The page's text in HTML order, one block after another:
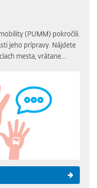
(PUMM) pokročili.
jeho prípravy. Nájdete
mesta, vrátane...